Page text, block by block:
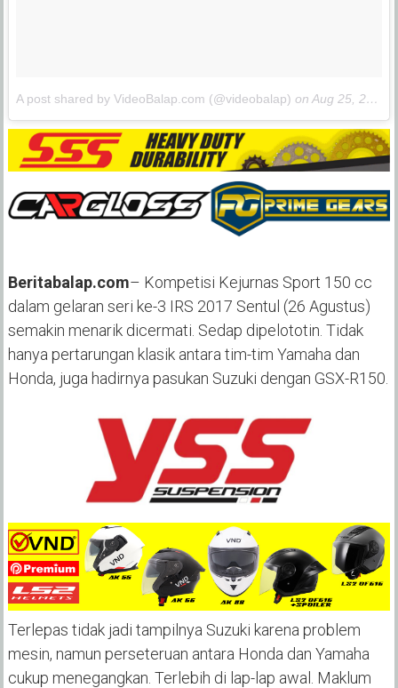
A post shared by VideoBalap.com (@videobalap) on Aug 25, 2017 at 11:49pm PDT
Beritabalap.com– Kompetisi Kejurnas Sport 150 cc
dalam gelaran seri ke-3 IRS 2017 Sentul (26 Agustus)
semakin menarik dicermati. Sedap dipelototin. Tidak
hanya pertarungan klasik antara tim-tim Yamaha dan
Honda, juga hadirnya pasukan Suzuki dengan GSX-R150.
Terlepas tidak jadi tampilnya Suzuki karena problem
mesin, namun perseteruan antara Honda dan Yamaha
cukup menegangkan. Terlebih di lap-lap awal. Maklum